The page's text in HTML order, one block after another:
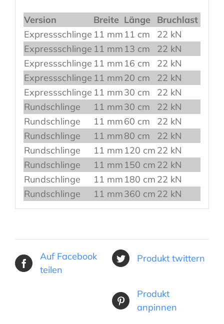
Version Breite Länge
Bruchlast
Expressschlinge 11 mm 11 cm
22 kN
Expressschlinge 11 mm 13 cm
22 kN
Expressschlinge 11 mm 16 cm
22 kN
Expressschlinge 11 mm20 cm
22 kN
Expressschlinge 11 mm30 cm
22 kN
Rundschlinge
11 mm30 cm
22 kN
Rundschlinge
11 mm60 cm
22 kN
Rundschlinge
11 mm80 cm
22 kN
Rundschlinge
11 mm 120 cm 22 kN
Rundschlinge
11 mm 150 cm 22 kN
Rundschlinge
11 mm 180 cm 22 kN
Rundschlinge
11 mm360 cm 22 kN
Auf Facebook
teilen
Produkt twittern
Produkt
anpinnen